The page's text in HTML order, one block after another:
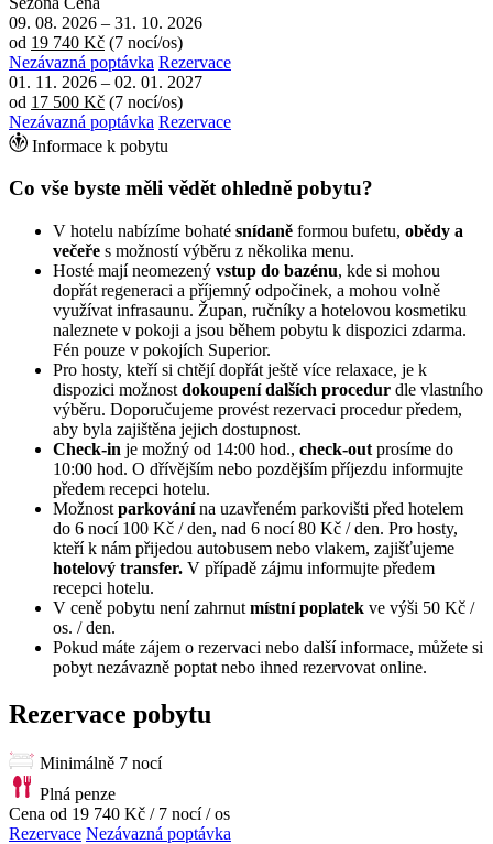
09. 08. 2026 – 31. 10. 2026
od 19 740 Kč (7 nocí/os)
Nezávazná poptávka Rezervace
01. 11. 2026 – 02. 01. 2027
od 17 500 Kč (7 nocí/os)
Nezávazná poptávka Rezervace
Informace k pobytu
Co vše byste měli vědět ohledně pobytu?
V hotelu nabízíme bohaté snídaně formou bufetu, obědy a
večeře s možností výběru z několika menu.
Hosté mají neomezený vstup do bazénu, kde si mohou
dopřát regeneraci a příjemný odpočinek, a mohou volně
využívat infrasaunu. Župan, ručníky a hotelovou kosmetiku
naleznete v pokoji a jsou během pobytu k dispozici zdarma.
Fén pouze v pokojích Superior.
Pro hosty, kteří si chtějí dopřát ještě více relaxace, je k
dispozici možnost dokoupení dalších procedur dle vlastního
výběru. Doporučujeme provést rezervaci procedur předem,
aby byla zajištěna jejich dostupnost.
Check-in je možný od 14:00 hod., check-out prosíme do
10:00 hod. O dřívějším nebo pozdějším příjezdu informujte
předem recepci hotelu.
Možnost parkovánína uzavřeném parkovišti před hotelem
do 6 nocí 100 Kč / den, nad 6 nocí 80 Kč / den. Pro hosty,
kteří k nám přijedou autobusem nebo vlakem, zajišťujeme
hotelový transfer. V případě zájmu informujte předem
recepci hotelu.
V ceně pobytu není zahrnut místní poplatek ve výši 50 Kč /
os. / den.
Pokud máte zájem o rezervaci nebo další informace, můžete si
pobyt nezávazně poptat nebo ihned rezervovat online.
Rezervace pobytu
Minimálně 7 nocí
Plná penze
Cena od 19 740 Kč / 7 nocí / os
Rezervace Nezávazná poptávka